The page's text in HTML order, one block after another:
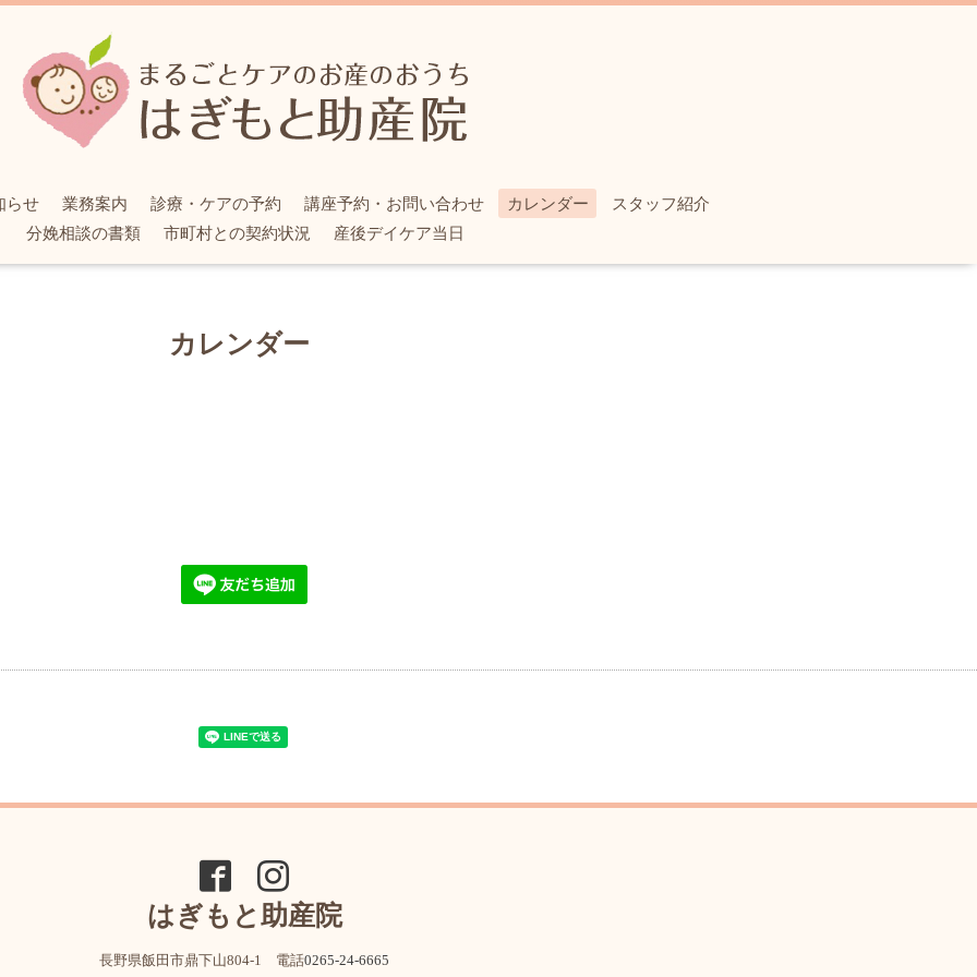
らせ 業務案内 診療・ケアの予約 講座予約・お問い合わせ カレンダー
スタッフ紹介
分娩相談の書類
市町村との契約状況 産後デイケア当日
カレンダー
はぎもと助産院
長野県飯田市鼎下山804-1 電話0265-24-6665